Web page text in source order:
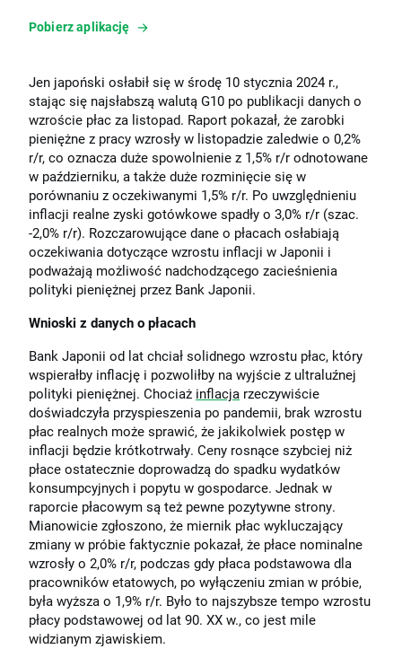
Pobierz aplikację
Jen japoński osłabił się w środę 10 stycznia 2024 r.,
stając się najsłabszą walutą G10 po publikacji danych o
wzroście płac za listopad. Raport pokazał, że zarobki
pieniężne z pracy wzrosły w listopadzie zaledwie o 0,2%
r/r, co oznacza duże spowolnienie z 1,5% r/r odnotowane
w październiku, a także duże rozminięcie się w
porównaniu z oczekiwanymi 1,5% r/r. Po uwzględnieniu
inflacji realne zyski gotówkowe spadły o 3,0% r/r (szac.
-2,0% r/r). Rozczarowujące dane o płacach osłabiają
oczekiwania dotyczące wzrostu inflacji w Japonii i
podważają możliwość nadchodzącego zacieśnienia
polityki pieniężnej przez Bank Japonii.
Wnioski z danych o płacach
Bank Japonii od lat chciał solidnego wzrostu płac, który
wspierałby inflację i pozwoliłby na wyjście z ultraluźnej
polityki pieniężnej. Chociaż inflacja rzeczywiście
doświadczyła przyspieszenia po pandemii, brak wzrostu
płac realnych może sprawić, że jakikolwiek postęp w
inflacji będzie krótkotrwały. Ceny rosnące szybciej niż
płace ostatecznie doprowadzą do spadku wydatków
konsumpcyjnych i popytu w gospodarce. Jednak w
raporcie płacowym są też pewne pozytywne strony.
Mianowicie zgłoszono, że miernik płac wykluczający
zmiany w próbie faktycznie pokazał, że płace nominalne
wzrosły o 2,0% r/r, podczas gdy płaca podstawowa dla
pracowników etatowych, po wyłączeniu zmian w próbie,
była wyższa o 1,9% r/r. Było to najszybsze tempo wzrostu
płacy podstawowej od lat 90. XX w., co jest mile
widzianym zjawiskiem.